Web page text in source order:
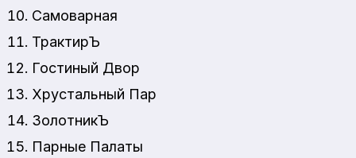
Самоварная
ТрактирЪ
Гостиный Двор
Хрустальный Пар
ЗолотникЪ
Парные Палаты